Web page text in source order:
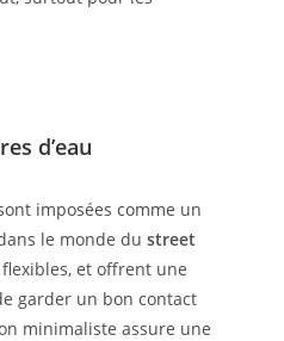
d’eau
imposées comme un
le monde du street
et offrent une
garder un bon contact
minimaliste assure une